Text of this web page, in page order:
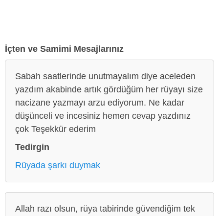
İçten ve Samimi Mesajlarınız
Sabah saatlerinde unutmayalım diye aceleden
yazdım akabinde artık gördüğüm her rüyayı size
nacizane yazmayı arzu ediyorum. Ne kadar
düşünceli ve incesiniz hemen cevap yazdınız
çok Teşekkür ederim
Tedirgin
Rüyada şarkı duymak
Allah razı olsun, rüya tabirinde güvendiğim tek